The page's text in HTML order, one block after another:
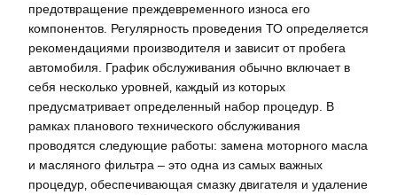
предотвращение преждевременного износа его
компонентов. Регулярность проведения ТО определяется
рекомендациями производителя и зависит от пробега
автомобиля. График обслуживания обычно включает в
себя несколько уровней‚ каждый из которых
предусматривает определенный набор процедур. В
рамках планового технического обслуживания
проводятся следующие работы: замена моторного масла
и масляного фильтра – это одна из самых важных
процедур‚ обеспечивающая смазку двигателя и удаление